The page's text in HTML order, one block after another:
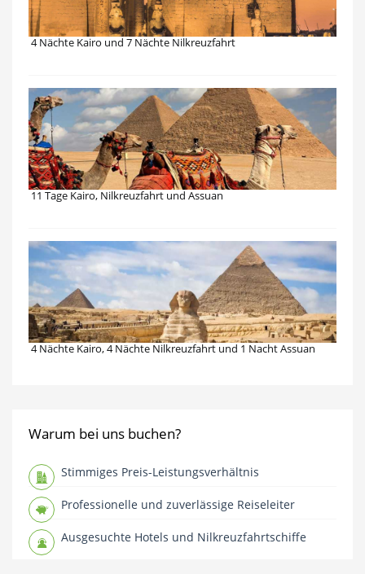
4 Nächte Kairo und 7 Nächte Nilkreuzfahrt
11 Tage Kairo, Nilkreuzfahrt und Assuan
4 Nächte Kairo, 4 Nächte Nilkreuzfahrt und 1 Nacht Assuan
Warum bei uns buchen?
Stimmiges Preis-Leistungsverhältnis
Professionelle und zuverlässige Reiseleiter
Ausgesuchte Hotels und Nilkreuzfahrtschiffe